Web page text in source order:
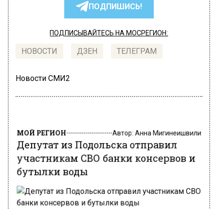
ПОДПИШИСЬ!
ПОДПИСЫВАЙТЕСЬ НА МОСРЕГИОН:
НОВОСТИ ДЗЕН ТЕЛЕГРАМ
Новости СМИ2
МОЙ РЕГИОН Автор: Анна Мигинеишвили
Депутат из Подольска отправил
участникам СВО банки консервов и
бутылки воды